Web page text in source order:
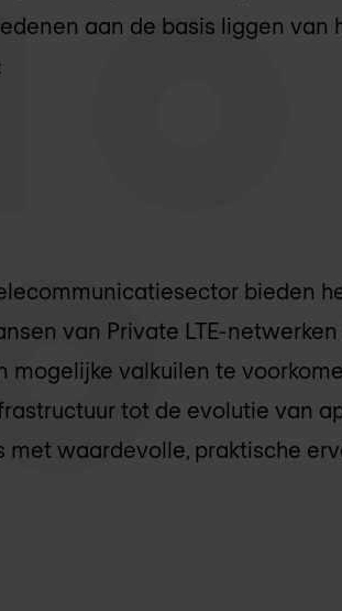
aan de basis liggen van
bieden
van Private LTE-
mogelijke valkuilen te
tot de evolutie van
waardevolle, praktische